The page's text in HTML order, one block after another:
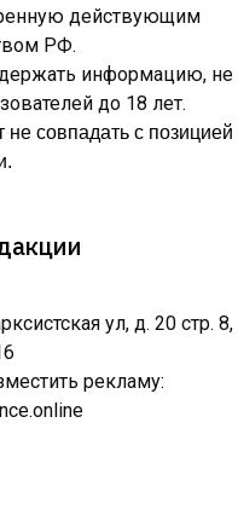
действующим
РФ.
информацию, не
до 18 лет.
совпадать с позицией
ул, д. 20 стр. 8,
рекламу: